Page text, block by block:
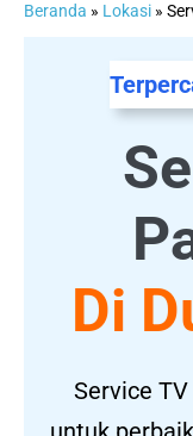
Beranda » Lokasi »
Di
Service